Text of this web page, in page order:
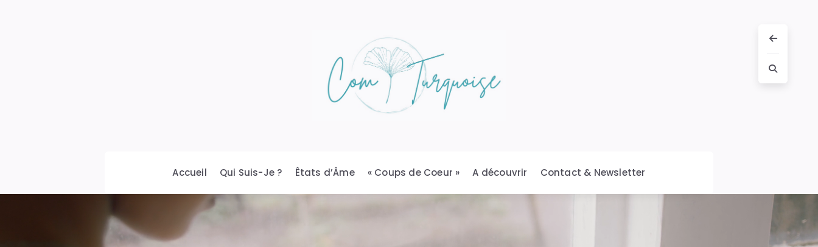
Accueil Qui Suis-Je ? Êtats d’Âme « Coups de Coeur » A découvrir Contact & Newsletter
Texte 2 : Une ambiance magique